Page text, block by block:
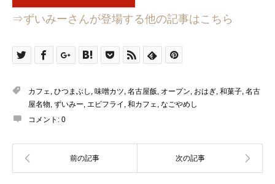
⇒ずいみーさんが登場する他の記事はこちら
カフェ ひつまぶし 味噌カツ 名古屋飯 オープン おはぎ 和菓子 名古
屋名物 ずいみー エビフライ 和カフェ なごやめし
コメント: 0